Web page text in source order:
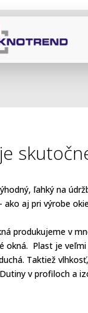
ľahký na
ako aj pri výrobe
produkujeme v
okná. Plast je veľmi
Taktiež
v profiloch a